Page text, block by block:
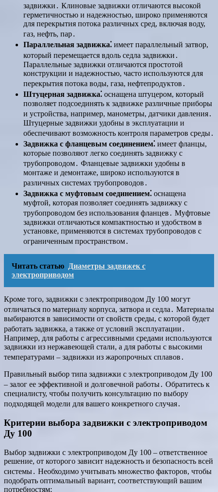
задвижки․ Клиновые задвижки отличаются высокой
герметичностью и надежностью, широко применяются
для перекрытия потока различных сред, включая воду,
газ, нефть, пар․
Параллельная задвижка⁚ имеет параллельный затвор,
который перемещается вдоль седла задвижки․
Параллельные задвижки отличаются простотой
конструкции и надежностью, часто используются для
перекрытия потока воды, газа, нефтепродуктов․
Штуцерная задвижка⁚ оснащена штуцером, который
позволяет подсоединять к задвижке различные приборы
и устройства, например, манометры, датчики давления․
Штуцерные задвижки удобны в эксплуатации и
обеспечивают возможность контроля параметров среды․
Задвижка с фланцевым соединением⁚ имеет фланцы,
которые позволяют легко соединять задвижку с
трубопроводом․ Фланцевые задвижки удобны в
монтаже и демонтаже, широко используются в
различных системах трубопроводов․
Задвижка с муфтовым соединением⁚ оснащена
муфтой, которая позволяет соединять задвижку с
трубопроводом без использования фланцев․ Муфтовые
задвижки отличаються компактностью и удобством в
установке, применяются в системах трубопроводов с
ограниченным пространством․
Читать статью Диаметры задвижек с
электроприводом
Кроме того, задвижки с электроприводом Ду 100 могут
отличаться по материалу корпуса, затвора и седла․ Материалы
выбираются в зависимости от свойств среды, с которой будет
работать задвижка, а также от условий эксплуатации․
Например, для работы с агрессивными средами используются
задвижки из нержавеющей стали, а для работы с высокими
температурами – задвижки из жаропрочных сплавов․
Правильный выбор типа задвижки с электроприводом Ду 100
– залог ее эффективной и долговечной работы․ Обратитесь к
специалисту, чтобы получить консультацию по выбору
подходящей модели для вашего конкретного случая․
Критерии выбора задвижки с электроприводом
Ду 100
Выбор задвижки с электроприводом Ду 100 – ответственное
решение, от которого зависит надежность и безопасность всей
системы․ Необходимо учитывать множество факторов, чтобы
подобрать оптимальный вариант, соответствующий вашим
потребностям;